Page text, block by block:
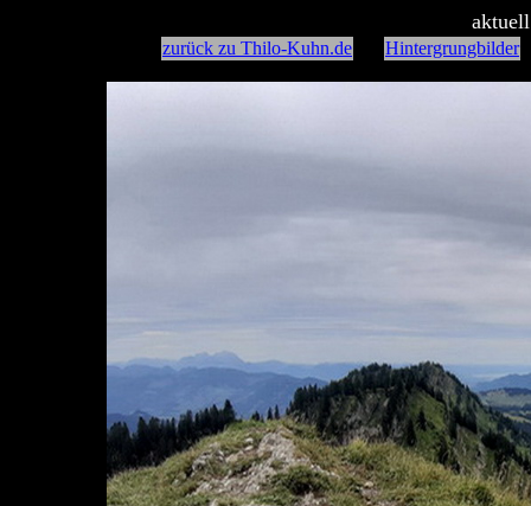
zurück zu Thilo-Kuhn.de Hintergrungbilder